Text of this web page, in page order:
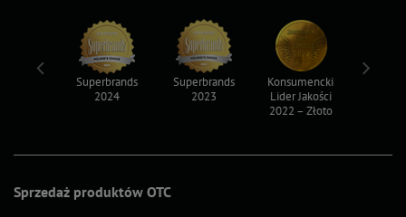
Sprzedaż produktów OTC
Superbrands
2024
Superbrands
2023
Konsumencki
Lider Jakości
2022 – Złoto